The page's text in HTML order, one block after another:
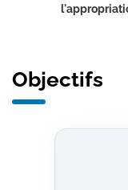
Objectifs